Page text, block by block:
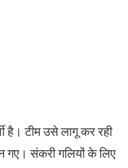
है। टीम उसे लागू कर रही
गए। संकरी गलियों के लिए